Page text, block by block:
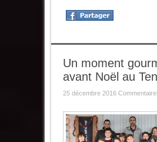
Un moment
avant Noël au
25 décembre 2016